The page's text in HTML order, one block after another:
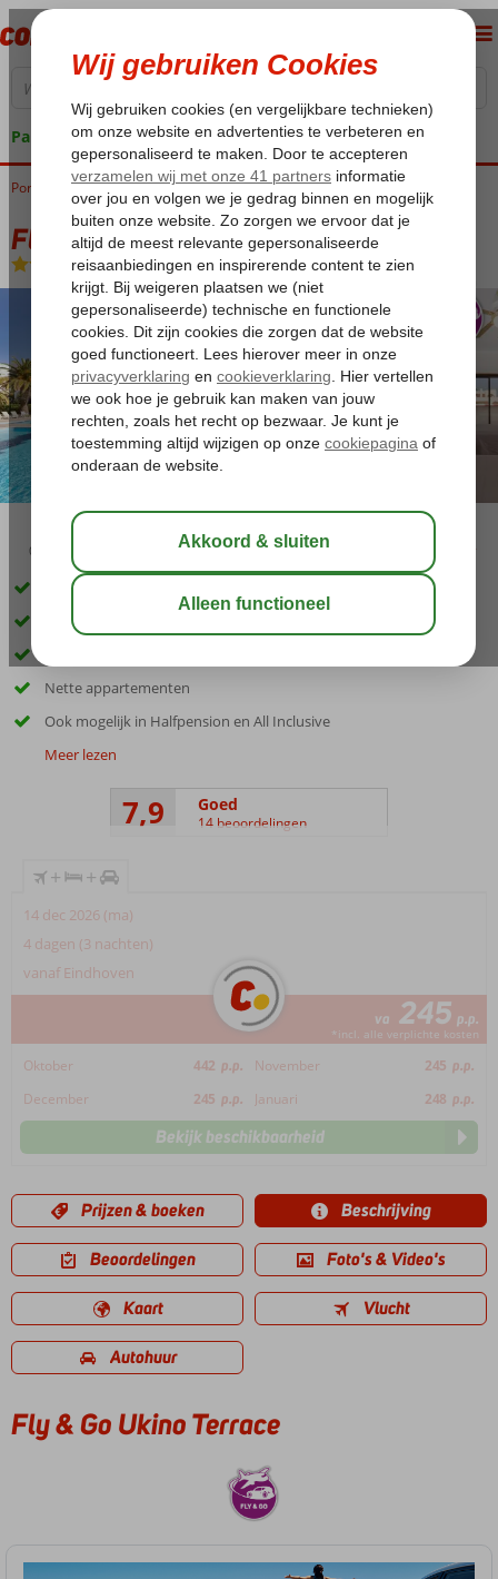
Pakketgarantie
Home
Portugal Algarve Armacao de Pera Fly & Go Ukino Terrace
Fly & Go Ukino Terrace
Logies-Hotel
02:45 aug 32°C
Inclusief huurauto
Nabij het strand
Nette appartementen
Ook mogelijk in Halfpension en All Inclusive
Meer lezen
7,9 Goed
14 beoordelingen
+ +
14 dec 2026 (ma)
4 dagen (3 nachten)
vanaf Eindhoven
va 245 p.p.
*incl. alle verplichte kosten
Oktober 442 p.p. November 245 p.p.
December
245 p.p. Januari 248 p.p.
Bekijk beschikbaarheid
Prijzen & boeken Beschrijving
Beoordelingen Foto's & Video's
Kaart Vlucht
Autohuur
Fly & Go Ukino Terrace